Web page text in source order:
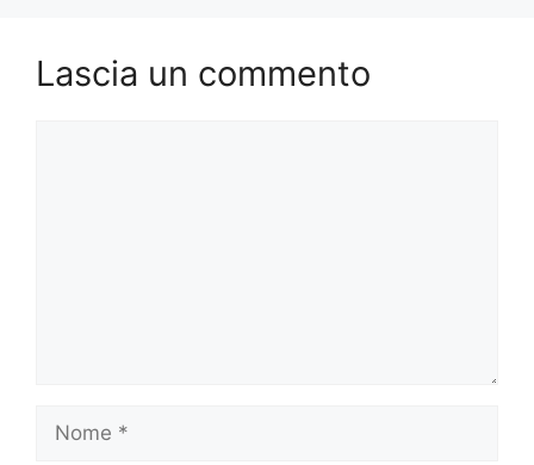
Lascia un commento